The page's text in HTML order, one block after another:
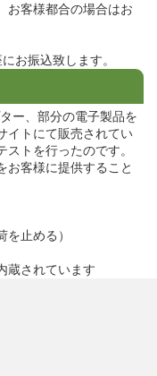
お客様都合の場合はお
お振込致します。
ー、部分の電子製品を
イトにて販売されてい
トを行ったのです。
お客様に提供すること
止める）
蔵されています